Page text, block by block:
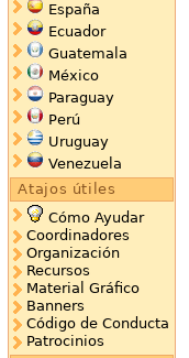
España
Ecuador
Guatemala
México
Paraguay
Perú
Uruguay
Venezuela
Atajos útiles
Cómo Ayudar
Coordinadores
Organización
Recursos
Material Gráfico
Banners
Código de Conducta
Patrocinios